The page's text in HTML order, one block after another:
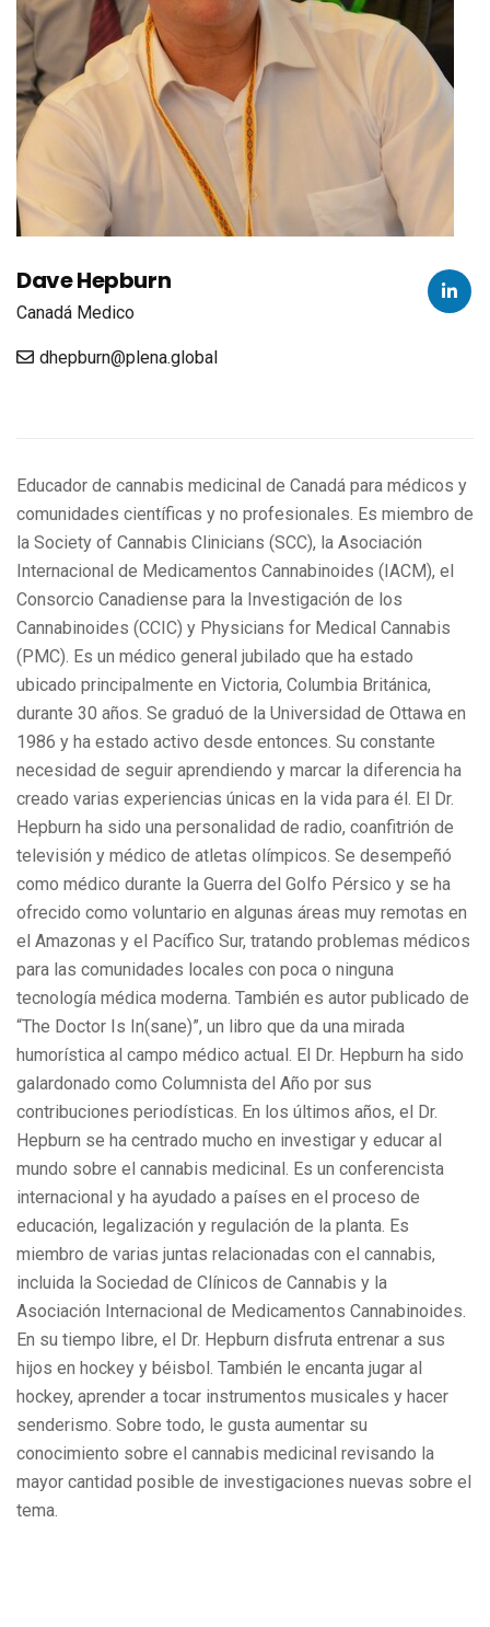
Dave Hepburn
Canadá Medico
dhepburn@plena.global
Educador de cannabis medicinal de Canadá para médicos y
comunidades científicas y no profesionales. Es miembro de
la Society of Cannabis Clinicians (SCC), la Asociación
Internacional de Medicamentos Cannabinoides (IACM), el
Consorcio Canadiense para la Investigación de los
Cannabinoides (CCIC) y Physicians for Medical Cannabis
(PMC). Es un médico general jubilado que ha estado
ubicado principalmente en Victoria, Columbia Británica,
durante 30 años. Se graduó de la Universidad de Ottawa en
1986 y ha estado activo desde entonces. Su constante
necesidad de seguir aprendiendo y marcar la diferencia ha
creado varias experiencias únicas en la vida para él. El Dr.
Hepburn ha sido una personalidad de radio, coanfitrión de
televisión y médico de atletas olímpicos. Se desempeñó
como médico durante la Guerra del Golfo Pérsico y se ha
ofrecido como voluntario en algunas áreas muy remotas en
el Amazonas y el Pacífico Sur, tratando problemas médicos
para las comunidades locales con poca o ninguna
tecnología médica moderna. También es autor publicado de
“The Doctor Is In(sane)”, un libro que da una mirada
humorística al campo médico actual. El Dr. Hepburn ha sido
galardonado como Columnista del Año por sus
contribuciones periodísticas. En los últimos años, el Dr.
Hepburn se ha centrado mucho en investigar y educar al
mundo sobre el cannabis medicinal. Es un conferencista
internacional y ha ayudado a países en el proceso de
educación, legalización y regulación de la planta. Es
miembro de varias juntas relacionadas con el cannabis,
incluida la Sociedad de Clínicos de Cannabis y la
Asociación Internacional de Medicamentos Cannabinoides.
En su tiempo libre, el Dr. Hepburn disfruta entrenar a sus
hijos en hockey y béisbol. También le encanta jugar al
hockey, aprender a tocar instrumentos musicales y hacer
senderismo. Sobre todo, le gusta aumentar su
conocimiento sobre el cannabis medicinal revisando la
mayor cantidad posible de investigaciones nuevas sobre el
tema.